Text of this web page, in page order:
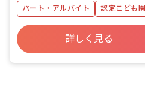
パート・アルバイト
認定こども園
土日祝休み
有給
産休育休制度
未経験歓迎
詳しく見る